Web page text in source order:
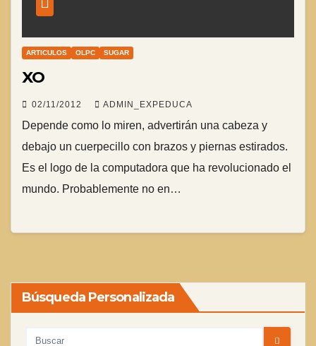
ARTICULOS OLPC SUGAR
XO
02/11/2012 ADMIN_EXPEDUCA
Depende como lo miren, advertirán una cabeza y
debajo un cuerpecillo con brazos y piernas estirados.
Es el logo de la computadora que ha revolucionado el
mundo. Probablemente no en…
Búsqueda Personalizada